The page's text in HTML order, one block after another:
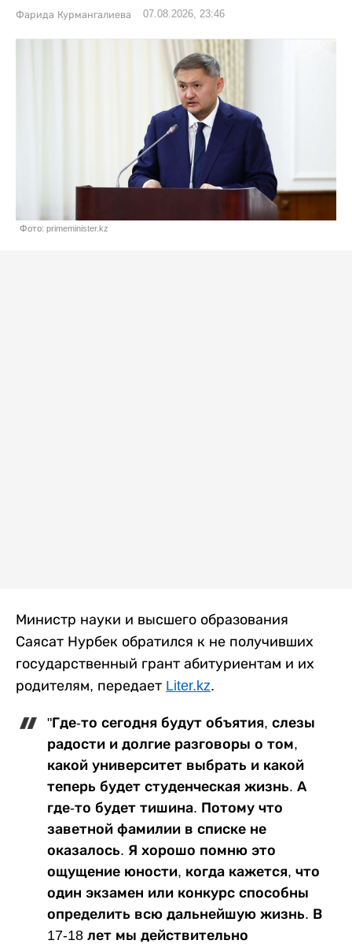
Фарида Курмангалиева 07.08.2026, 23:46
Фото: primeminister.kz
Министр науки и высшего образования
Саясат Нурбек обратился к не получивших
государственный грант абитуриентам и их
родителям, передает Liter.kz.
"Где-то сегодня будут объятия, слезы
радости и долгие разговоры о том,
какой университет выбрать и какой
теперь будет студенческая жизнь. А
где-то будет тишина. Потому что
заветной фамилии в списке не
оказалось. Я хорошо помню это
ощущение юности, когда кажется, что
один экзамен или конкурс способны
определить всю дальнейшую жизнь. В
17-18 лет мы действительно